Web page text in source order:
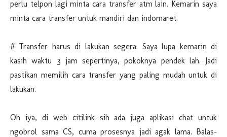
perlu telpon lagi minta cara transfer atm lain. Kemarin saya
minta cara transfer untuk mandiri dan indomaret.
# Transfer harus di lakukan segera. Saya lupa kemarin di
kasih waktu 3 jam sepertinya, pokoknya pendek lah. Jadi
pastikan memilih cara transfer yang paling mudah untuk di
lakukan.
Oh iya, di web citilink sih ada juga aplikasi chat untuk
ngobrol sama CS, cuma prosesnya jadi agak lama. Balas-